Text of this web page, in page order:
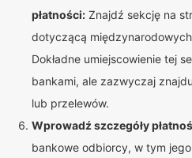
płatności: Znajdź sekcję na
dotyczącą
Dokładne umiejscowienie tej
bankami, ale zazwyczaj
lub przelewów.
Wprowadź szczegóły
bankowe odbiorcy, w tym